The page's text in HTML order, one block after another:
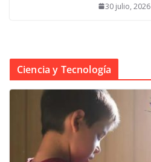
30 julio, 2026
Ciencia y Tecnología